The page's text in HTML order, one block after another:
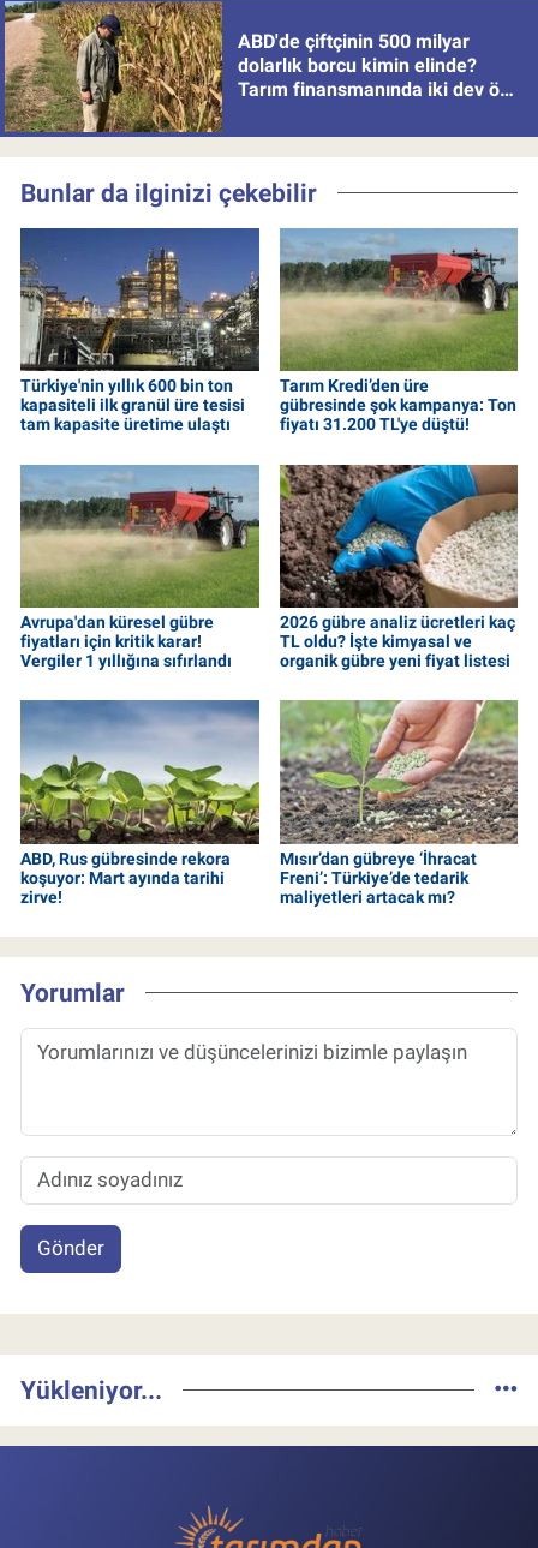
ABD'de çiftçinin 500 milyar
dolarlık borcu kimin elinde?
Tarım finansmanında iki dev öne
Bunlar da ilginizi çekebilir
Türkiye'nin yıllık 600 bin ton
kapasiteli ilk granül üre tesisi
tam kapasite üretime ulaştı
Tarım Kredi’den üre
gübresinde şok kampanya: Ton
fiyatı 31.200 TL'ye düştü!
Avrupa'dan küresel gübre
fiyatları için kritik karar!
Vergiler 1 yıllığına sıfırlandı
2026 gübre analiz ücretleri kaç
TL oldu? İşte kimyasal ve
organik gübre yeni fiyat listesi
ABD, Rus gübresinde rekora
koşuyor: Mart ayında tarihi
zirve!
Mısır’dan gübreye ‘İhracat
Freni’: Türkiye’de tedarik
maliyetleri artacak mı?
Yorumlar
Gönder
Yükleniyor...